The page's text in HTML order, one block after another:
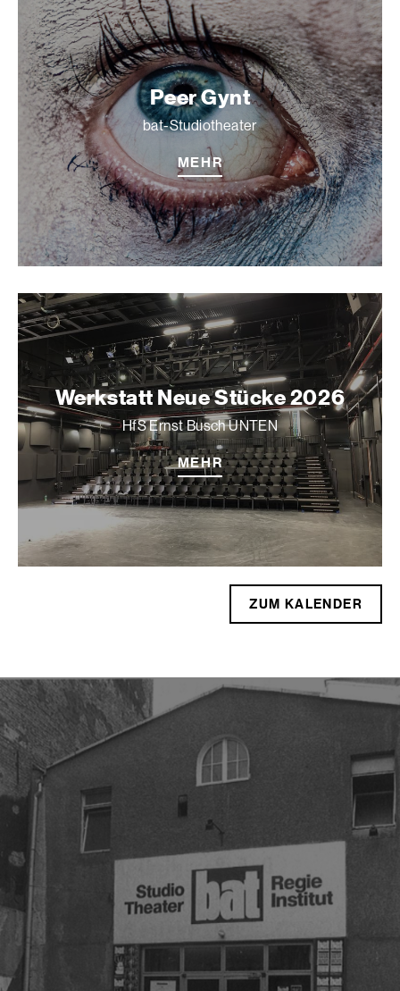
Peer Gynt
bat-Studiotheater
MEHR
Werkstatt Neue Stücke 2026
HfS Ernst Busch UNTEN
MEHR
ZUM KALENDER